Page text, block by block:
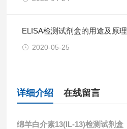
ELISA检测试剂盒的用途及原理
2020-05-25
详细介绍 在线留言
绵羊白介素13(IL-13)检测试剂盒